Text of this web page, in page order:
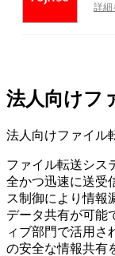
詳細
法人向けフ
法人向けファイル
ファイル転送シス
全かつ迅速に送受
ス制御により情報
データ共有が可能
ィブ部門で活用さ
の安全な情報共有